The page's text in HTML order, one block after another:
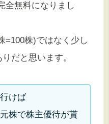
全無料になりまし
=100株)ではなく少し
だと思います。
けば
株で株主優待が貰